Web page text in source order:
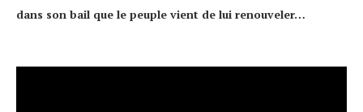
dans son bail que le peuple vient de lui renouveler…